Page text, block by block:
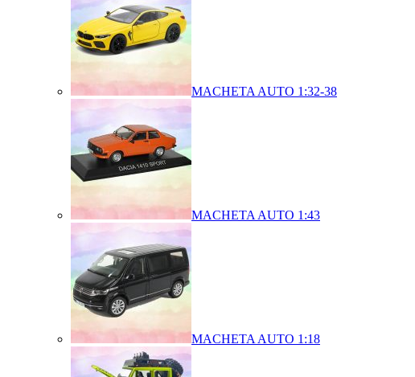
MACHETA AUTO 1:32-38
MACHETA AUTO 1:43
MACHETA AUTO 1:18